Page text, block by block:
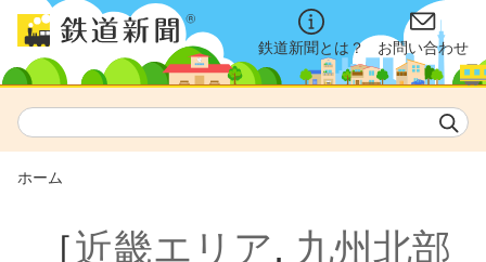
鉄道新聞とは？ お問い合わせ
ホーム
［近畿エリア, 九州北部